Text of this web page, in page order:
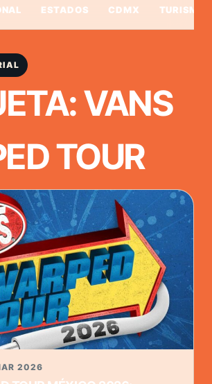
ESTADOS CDMX TURISMO
VANS
TOUR
2026